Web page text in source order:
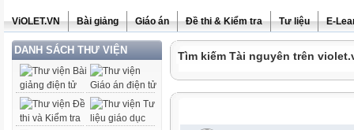
ViOLET.VN Bài giảng Giáo án Đề thi & Kiểm tra Tư liệu E-
DANH SÁCH THƯ VIỆN Tìm kiếm Tài nguyên trên